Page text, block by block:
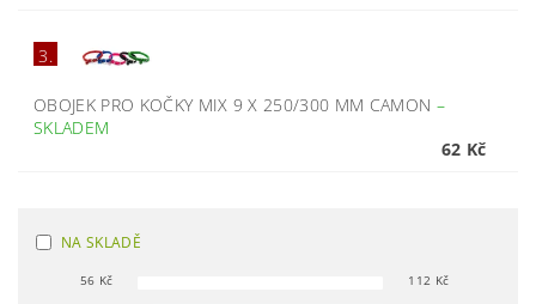
3.
OBOJEK PRO KOČKY MIX 9 X 250/300 MM CAMON –
SKLADEM
62 Kč
NA SKLADĚ
56 Kč 112 Kč